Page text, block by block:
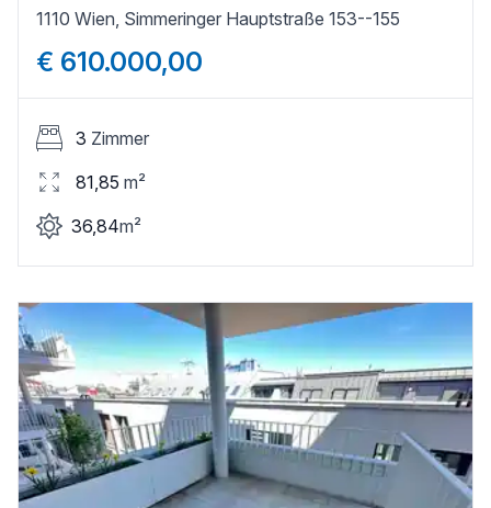
1110 Wien, Simmeringer Hauptstraße 153--155
€ 610.000,00
3 Zimmer
81,85 m²
36,84m²